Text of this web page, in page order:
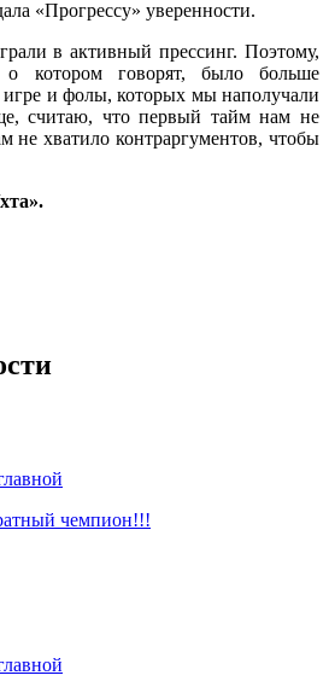
«Прогрессу» уверенности.
в активный прессинг. Поэтому,
котором говорят, было больше
игре и фолы, которых мы наполучали
считаю, что первый тайм нам не
не хватило контраргументов, чтобы
чемпион!!!